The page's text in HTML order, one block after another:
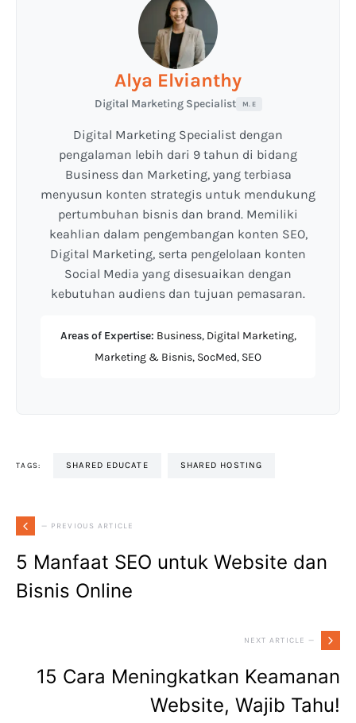
Alya Elvianthy
Digital Marketing Specialist M. E
Digital Marketing Specialist dengan
pengalaman lebih dari 9 tahun di bidang
Business dan Marketing, yang terbiasa
menyusun konten strategis untuk mendukung
pertumbuhan bisnis dan brand. Memiliki
keahlian dalam pengembangan konten SEO,
Digital Marketing, serta pengelolaan konten
Social Media yang disesuaikan dengan
kebutuhan audiens dan tujuan pemasaran.
Areas of Expertise: Business, Digital Marketing,
Marketing & Bisnis, SocMed, SEO
TAGS: SHARED EDUCATE SHARED HOSTING
— PREVIOUS ARTICLE
5 Manfaat SEO untuk Website dan
Bisnis Online
NEXT ARTICLE —
15 Cara Meningkatkan Keamanan
Website, Wajib Tahu!